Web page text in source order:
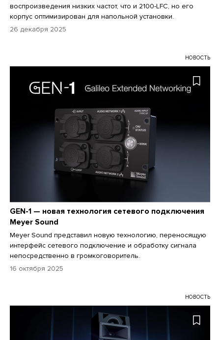
воспроизведения низких частот, что и 2100-LFC, но его
корпус оптимизирован для напольной установки.
26 декабря 2025
НОВОСТЬ
GEN-1 — новая технология сетевого подключения
Meyer Sound
Meyer Sound представил новую технологию, переносящую
интерфейс сетевого подключение и обработку сигнала
непосредственно в громкоговоритель.
16 октября 2025
НОВОСТЬ